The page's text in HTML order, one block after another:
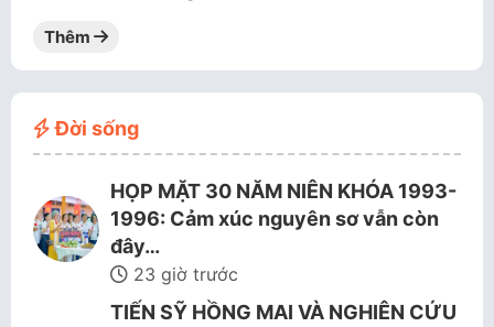
Thêm
Đời sống
HỌP MẶT 30 NĂM NIÊN KHÓA 1993-
1996: Cảm xúc nguyên sơ vẫn còn
đây…
23 giờ trước
TIẾN SỸ HỒNG MAI VÀ NGHIÊN CỨU